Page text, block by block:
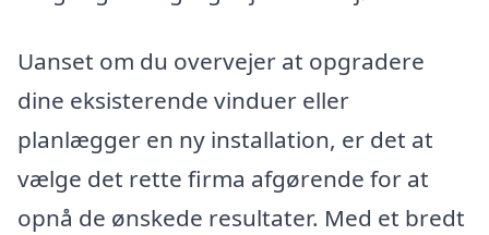
Uanset om du overvejer at opgradere
dine eksisterende vinduer eller
planlægger en ny installation, er det at
vælge det rette firma afgørende for at
opnå de ønskede resultater. Med et bredt